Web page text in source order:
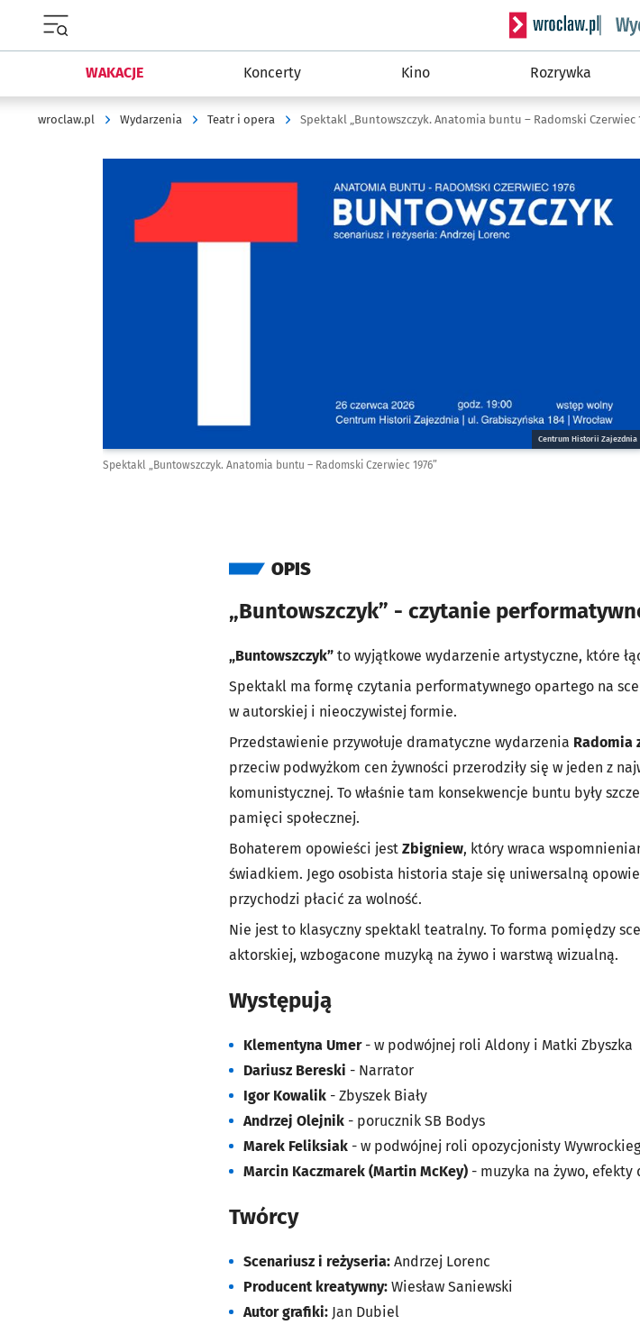
Serwis
WAKACJE Koncerty Kino Rozrywka
wroclaw.pl Wydarzenia Teatr i opera Spektakl „Buntowszczyk. Anatomia buntu – Radomski Czerwiec
Centrum Historii Zajezdnia
Spektakl „Buntowszczyk. Anatomia buntu – Radomski Czerwiec 1976”
OPIS
„Buntowszczyk” - czytanie
„Buntowszczyk” to wyjątkowe wydarzenie artystyczne, które
Spektakl ma formę czytania performatywnego opartego na
w autorskiej i nieoczywistej formie.
Przedstawienie przywołuje dramatyczne wydarzenia Radomia
przeciw podwyżkom cen żywności przerodziły się w jeden z
komunistycznej. To właśnie tam konsekwencje buntu były
pamięci społecznej.
Bohaterem opowieści jest Zbigniew, który wraca
świadkiem. Jego osobista historia staje się uniwersalną
przychodzi płacić za wolność.
Nie jest to klasyczny spektakl teatralny. To forma pomiędzy
aktorskiej, wzbogacone muzyką na żywo i warstwą wizualną.
Występują
Klementyna Umer- w podwójnej roli Aldony i Matki Zbyszka
Dariusz Bereski - Narrator
Igor Kowalik - Zbyszek Biały
Andrzej Olejnik - porucznik SB Bodys
Marek Feliksiak - w podwójnej roli opozycjonisty
Marcin Kaczmarek (Martin McKey) - muzyka na żywo, efekty
Twórcy
Scenariusz i reżyseria: Andrzej Lorenc
Producent kreatywny: Wiesław Saniewski
Autor grafiki: Jan Dubiel